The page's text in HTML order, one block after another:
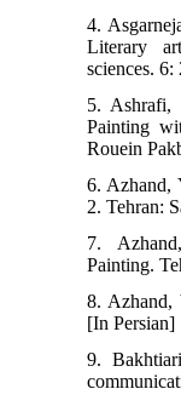
4.
Literary
sciences.
5.
Painting
Rouein
6. Azhand,
2. Tehran:
7.
Painting.
8. Azhand,
[In Persian]
9.